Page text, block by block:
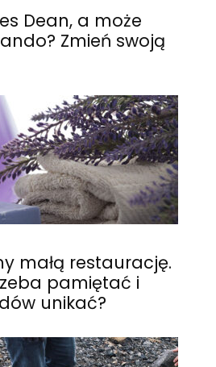
Dean, a może
Zmień swoją
małą restaurację.
pamiętać i
unikać?